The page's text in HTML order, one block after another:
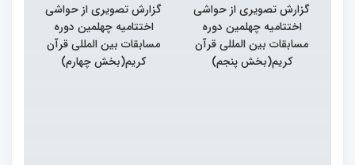
گزارش تصویری از حواشی
اختتامیه چهلمین دوره
مسابقات بین المللی قرآن
کریم(بخش پنجم)
گزارش تصویری از حواشی
اختتامیه چهلمین دوره
مسابقات بین المللی قرآن
کریم(بخش چهارم)